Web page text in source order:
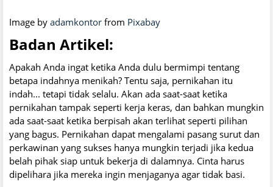
Image by adamkontor from Pixabay
Badan Artikel:
Apakah Anda ingat ketika Anda dulu bermimpi tentang
betapa indahnya menikah? Tentu saja, pernikahan itu
indah... tetapi tidak selalu. Akan ada saat-saat ketika
pernikahan tampak seperti kerja keras, dan bahkan mungkin
ada saat-saat ketika berpisah akan terlihat seperti pilihan
yang bagus. Pernikahan dapat mengalami pasang surut dan
perkawinan yang sukses hanya mungkin terjadi jika kedua
belah pihak siap untuk bekerja di dalamnya. Cinta harus
dipelihara jika mereka ingin menjaganya agar tidak basi.